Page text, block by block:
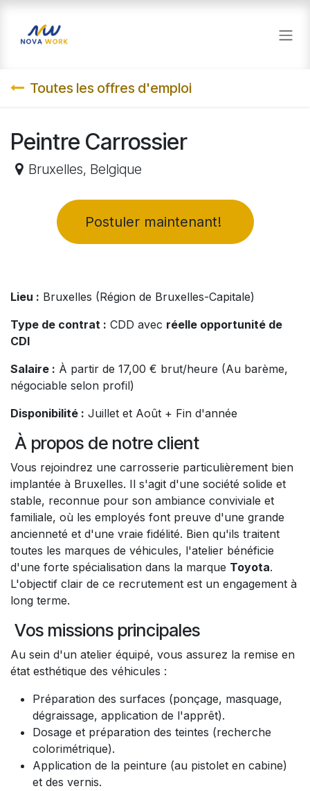
Toutes les offres d'emploi
Peintre Carrossier
Bruxelles, Belgique
​Postuler maintenant!
Lieu : Bruxelles (Région de Bruxelles-Capitale)
Type de contrat : CDD avec réelle opportunité de
CDI
Salaire : À partir de 17,00 € brut/heure (Au barème,
négociable selon profil)
Disponibilité : Juillet et Août + Fin d'année
À propos de notre client
Vous rejoindrez une carrosserie particulièrement bien
implantée à Bruxelles. Il s'agit d'une société solide et
stable, reconnue pour son ambiance conviviale et
familiale, où les employés font preuve d'une grande
ancienneté et d'une vraie fidélité. Bien qu'ils traitent
toutes les marques de véhicules, l'atelier bénéficie
d'une forte spécialisation dans la marque Toyota.
L'objectif clair de ce recrutement est un engagement à
long terme.
Vos missions principales
Au sein d'un atelier équipé, vous assurez la remise en
état esthétique des véhicules :
Préparation des surfaces (ponçage, masquage,
dégraissage, application de l'apprêt).
Dosage et préparation des teintes (recherche
colorimétrique).
Application de la peinture (au pistolet en cabine)
et des vernis.